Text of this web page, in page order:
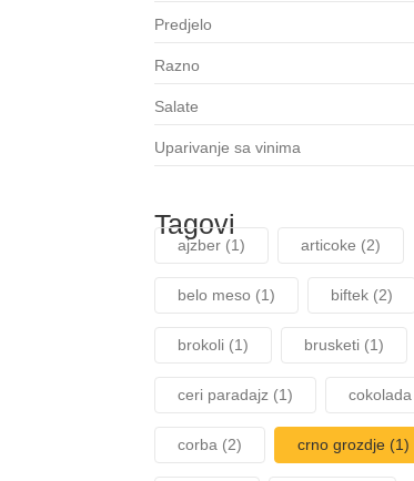
Predjelo
Razno
Salate
Uparivanje sa vinima
Tagovi
ajzber (1) articoke (2)
belo meso (1) biftek (2)
brokoli (1) brusketi (1)
ceri paradajz (1) cokolada
corba (2) crno grozdje (1)